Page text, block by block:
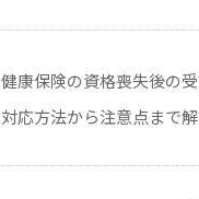
健康保険の資格喪失後の
対応方法から注意点まで